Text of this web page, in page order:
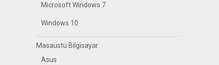
Microsoft Windows 7
Windows 10
Masaüstü Bilgisayar
Asus